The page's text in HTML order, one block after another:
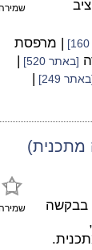
| מרפסת
[באתר 520]
|
[באתר 249]
|
מתכנית)
בבקשה